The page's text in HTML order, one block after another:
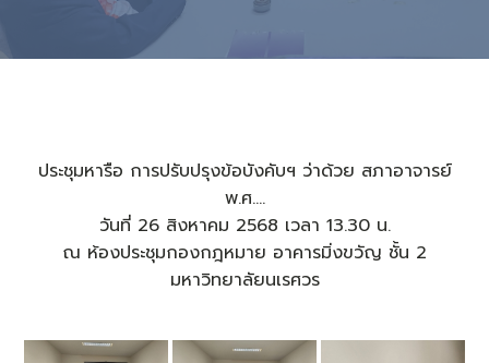
ประชุมหารือ การปรับปรุงข้อบังคับฯ ว่าด้วย สภาอาจารย์
พ.ศ….
วันที่ 26 สิงหาคม 2568 เวลา 13.30 น.
ณ ห้องประชุมกองกฎหมาย อาคารมิ่งขวัญ ชั้น 2
มหาวิทยาลัยนเรศวร